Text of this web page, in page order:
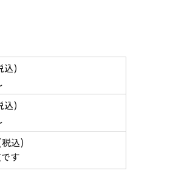
松野屋
地の塩社
込)
込)
込)
す